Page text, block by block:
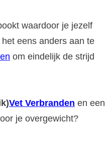
waardoor je jezelf
eens anders aan te
om eindelijk de strijd
Vet Verbranden en een
je overgewicht?